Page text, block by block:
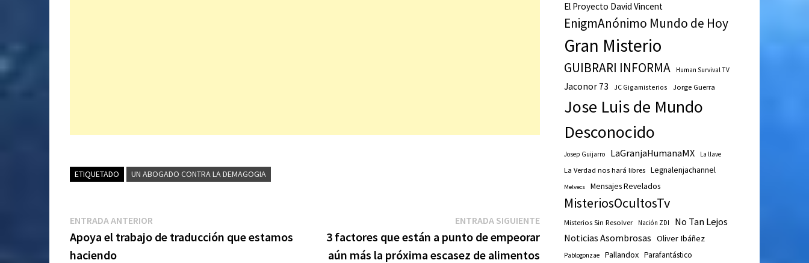
ETIQUETADO UN ABOGADO CONTRA LA DEMAGOGIA
Navegación
de
ENTRADA ANTERIOREntrada
anterior:
Apoya el trabajo de traducción que estamos
haciendo
ENTRADA SIGUIENTEEntrada
siguiente:
3 factores que están a punto de empeorar
aún más la próxima escasez de alimentos
El Proyecto David Vincent
EnigmAnónimo Mundo de Hoy
Gran Misterio
GUIBRARI INFORMA Human Survival TV
Jaconor 73 JC Gigamisterios Jorge Guerra
Jose Luis de Mundo
Desconocido
Josep Guijarro LaGranjaHumanaMX La llave
La Verdad nos hará libres Legnalenjachannel
Melvecs Mensajes Revelados
MisteriosOcultosTv
Misterios Sin Resolver Nación ZDI No Tan Lejos
Noticias Asombrosas Oliver Ibáñez
Pablogonzae Pallandox Parafantástico